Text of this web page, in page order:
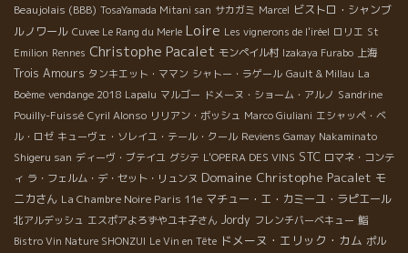
Beaujolais (BBB) TosaYamada Mitani san サカガミ Marcel ビストロ・シャンブ
ルノワール Cuvee Le Rang du Merle Loire Les vignerons de l'iréel ロリエ St
Emilion Rennes Christophe Pacalet モンペイル村 Izakaya Furabo 上海
Trois Amours タンキエット・ママン シャトー・ラゲール Gault & Millau La
Boème vendange 2018 Lapalu マルゴー ドメーヌ・ショーム・アルノ Sandrine
Pouilly-Fuissé Cyril Alonso リリアン・ボッシュ Marco Giuliani エシャッペ・ベ
ル・ロゼ キューヴェ・ソレイユ・テール・クール Reviens Gamay Nakaminato
Shigeru san ディーヴ・ブテイユ グシテ L'OPERA DES VINS STC ロマネ・コンテ
ィ ラ・フェルム・デ・セット・リュンヌ Domaine Christophe Pacalet モ
ニカさん La Chambre Noire Paris 11e マチュー・エ・カミーユ・ラピエール
北アルデッシュ エスポアよろずやユキ子さん Jordy フレンチバーベキュー 鮨
Bistro Vin Nature SHONZUI Le Vin en Tête ドメーヌ・エリック・カム ポル